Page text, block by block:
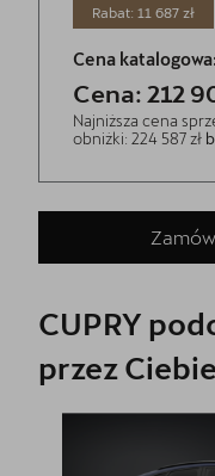
Rabat: 11 687 zł
Cena katalogowa:
Cena: 212
Najniższa cena
obniżki: 224 587 zł
CUPRY
przez Ciebie